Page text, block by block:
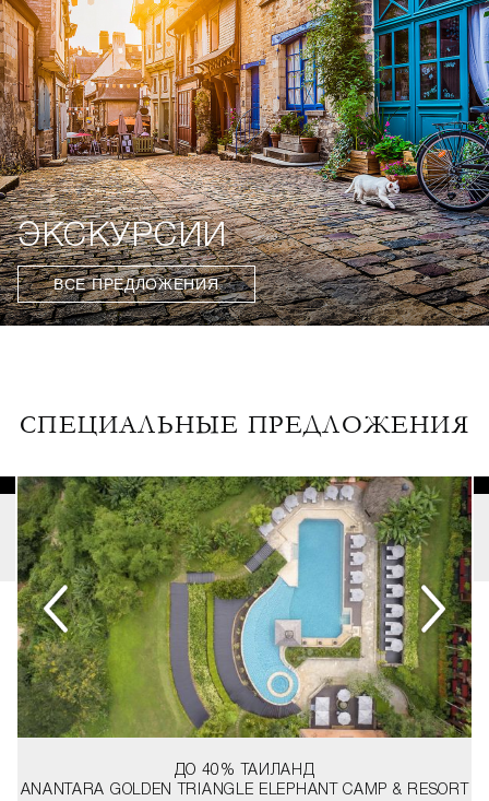
ЭКСКУРСИИ
ВСЕ ПРЕДЛОЖЕНИЯ
СПЕЦИАЛЬНЫЕ ПРЕДЛОЖЕНИЯ
ANANTARA GOLDEN TRIANGLE ELEPHANT CAMP & RESORT
ДО 40% ТАИЛАНД